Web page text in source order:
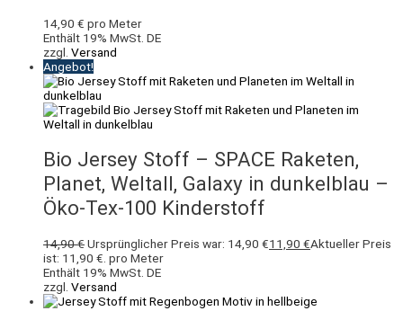
14,90 € pro Meter
Enthält 19% MwSt. DE
zzgl. Versand
Angebot!
Bio Jersey Stoff – SPACE Raketen,
Planet, Weltall, Galaxy in dunkelblau –
Öko-Tex-100 Kinderstoff
14,90€Ursprünglicher Preis war: 14,90 €11,90 €Aktueller Preis
ist: 11,90 €. pro Meter
Enthält 19% MwSt. DE
zzgl. Versand